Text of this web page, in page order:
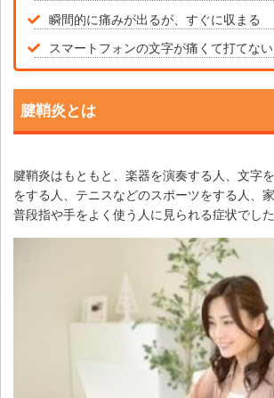
瞬間的に痛みが出るが、すぐに収まる
スマートフォンの文字が痛くて打てない
腱鞘炎とは
腱鞘炎はもともと、楽器を演奏する人、文字
をする人、テニスなどのスポーツをする人、
普段指や手をよく使う人に見られる症状でした